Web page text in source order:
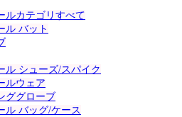
ルカテゴリすべて
ル バット
ル シューズ/スパイク
ルウェア
ググローブ
ル バッグ/ケース